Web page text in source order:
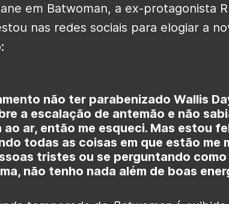
em Batwoman, a ex-protagonista
nas redes sociais para elogiar a
não ter parabenizado Wallis
a escalação de antemão e não
ao ar, então me esqueci. Mas estou
todas as coisas em que estão me
tristes ou se perguntando como
não tenho nada além de boas